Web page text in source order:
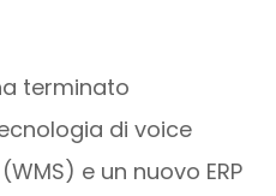
terminato
di voice
e un nuovo ERP